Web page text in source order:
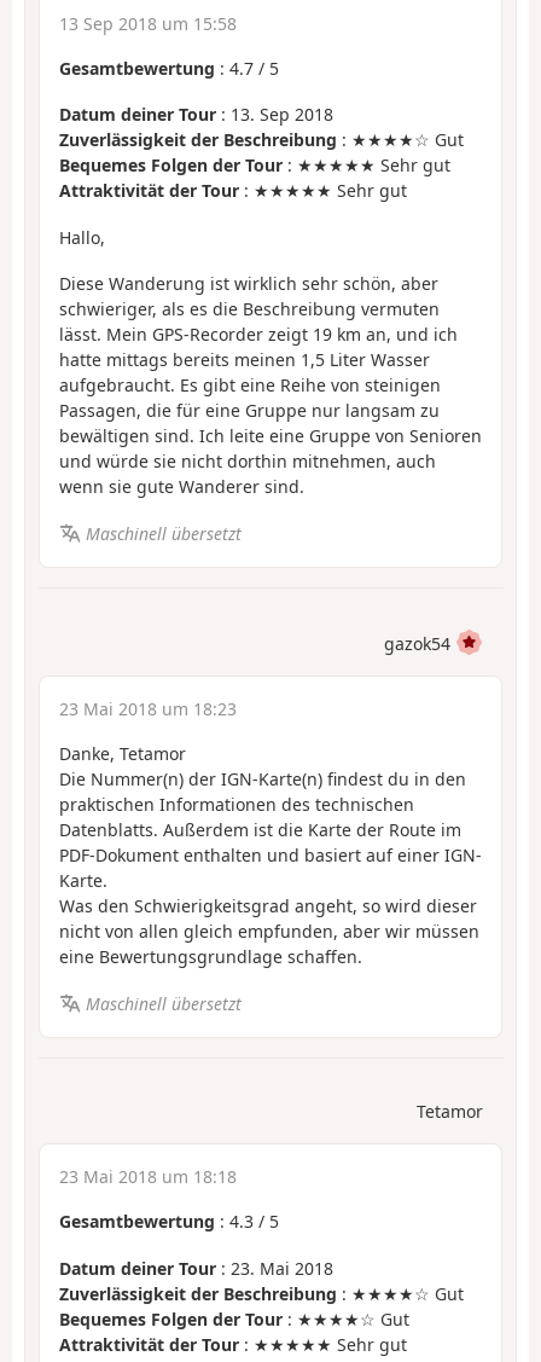
13 Sep 2018 um 15:58
Gesamtbewertung : 4.7 / 5
Datum deiner Tour : 13. Sep 2018
Zuverlässigkeit der Beschreibung : ★★★★☆ Gut
Bequemes Folgen der Tour : ★★★★★ Sehr gut
Attraktivität der Tour : ★★★★★ Sehr gut
Hallo,
Diese Wanderung ist wirklich sehr schön, aber
schwieriger, als es die Beschreibung vermuten
lässt. Mein GPS-Recorder zeigt 19 km an, und ich
hatte mittags bereits meinen 1,5 Liter Wasser
aufgebraucht. Es gibt eine Reihe von steinigen
Passagen, die für eine Gruppe nur langsam zu
bewältigen sind. Ich leite eine Gruppe von Senioren
und würde sie nicht dorthin mitnehmen, auch
wenn sie gute Wanderer sind.
Maschinell übersetzt
gazok54
23 Mai 2018 um 18:23
Danke, Tetamor
Die Nummer(n) der IGN-Karte(n) findest du in den
praktischen Informationen des technischen
Datenblatts. Außerdem ist die Karte der Route im
PDF-Dokument enthalten und basiert auf einer IGN-
Karte.
Was den Schwierigkeitsgrad angeht, so wird dieser
nicht von allen gleich empfunden, aber wir müssen
eine Bewertungsgrundlage schaffen.
Maschinell übersetzt
Tetamor
23 Mai 2018 um 18:18
Gesamtbewertung : 4.3 / 5
Datum deiner Tour : 23. Mai 2018
Zuverlässigkeit der Beschreibung : ★★★★☆ Gut
Bequemes Folgen der Tour : ★★★★☆ Gut
Attraktivität der Tour : ★★★★★ Sehr gut